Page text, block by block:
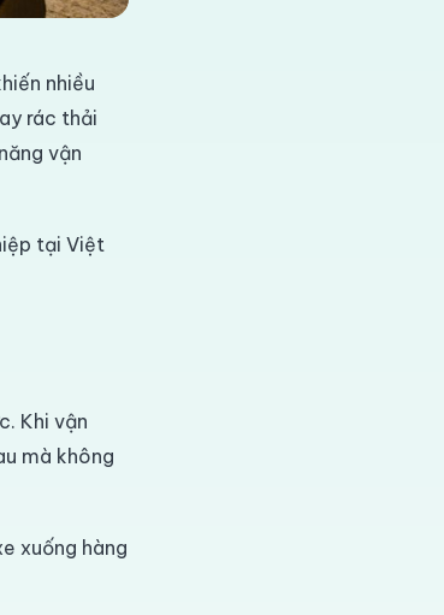
nhiều
rác thải
vận
tại Việt
Khi vận
mà không
xuống hàng